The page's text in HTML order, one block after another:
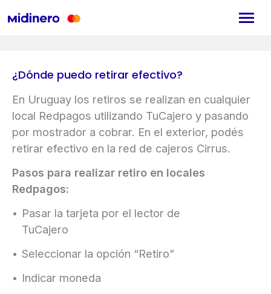
¿Dónde puedo retirar efectivo?
En Uruguay los retiros se realizan en cualquier
local Redpagos utilizando TuCajero y pasando
por mostrador a cobrar. En el exterior, podés
retirar efectivo en la red de cajeros Cirrus.
Pasos para realizar retiro en locales
Redpagos:
Pasar la tarjeta por el lector de
TuCajero
Seleccionar la opción “Retiro”
Indicar moneda